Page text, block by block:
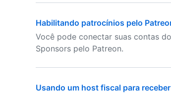
Habilitando patrocínios pelo
Você pode conectar suas contas
Sponsors pelo Patreon.
Usando um host fiscal para